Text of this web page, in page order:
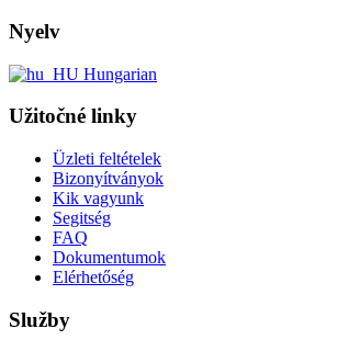
Nyelv
Hungarian
Užitočné linky
Üzleti feltételek
Bizonyítványok
Kik vagyunk
Segitség
FAQ
Dokumentumok
Elérhetőség
Služby